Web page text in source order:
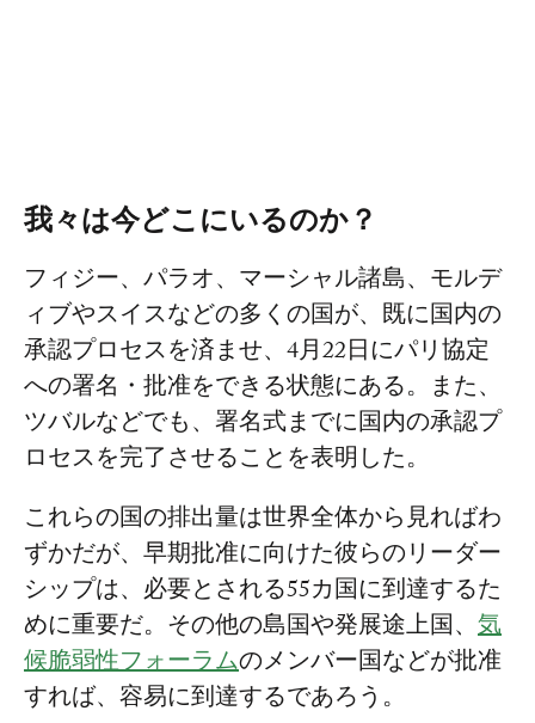
我々は今どこにいるのか？
フィジー、パラオ、マーシャル諸島、モルデ
ィブやスイスなどの多くの国が、既に国内の
承認プロセスを済ませ、4月22日にパリ協定
への署名・批准をできる状態にある。また、
ツバルなどでも、署名式までに国内の承認プ
ロセスを完了させることを表明した。
これらの国の排出量は世界全体から見ればわ
ずかだが、早期批准に向けた彼らのリーダー
シップは、必要とされる55カ国に到達するた
めに重要だ。その他の島国や発展途上国、 気
候脆弱性フォーラムのメンバー国などが批准
すれば、容易に到達するであろう。